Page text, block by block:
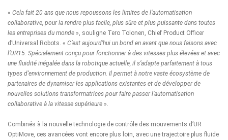
« Cela fait 20 ans que nous repoussons les limites de l’automatisation
collaborative, pour la rendre plus facile, plus sûre et plus puissante dans toutes
les entreprises du monde », souligne Tero Tolonen, Chief Product Officer
d’Universal Robots. « C’est aujourd’hui un bond en avant que nous faisons avec
l’UR15. Spécialement conçu pour fonctionner à des vitesses plus élevées et avec
une fluidité inégalée dans la robotique actuelle, il s’adapte parfaitement à tous
types d’environnement de production. Il permet à notre vaste écosystème de
partenaires de dynamiser les applications existantes et de développer de
nouvelles solutions transformatrices pour faire passer l’automatisation
collaborative à la vitesse supérieure ».
Combinés à la nouvelle technologie de contrôle des mouvements d’UR
OptiMove , ces avancées vont encore plus loin, avec une trajectoire plus fluide